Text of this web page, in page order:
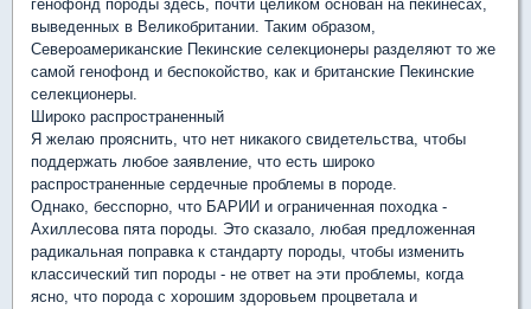
генофонд породы здесь, почти целиком основан на пекинесах,
выведенных в Великобритании. Таким образом,
Североамериканские Пекинские селекционеры разделяют то же
самой генофонд и беспокойство, как и британские Пекинские
селекционеры.
Широко распространенный
Я желаю прояснить, что нет никакого свидетельства, чтобы
поддержать любое заявление, что есть широко
распространенные сердечные проблемы в породе.
Однако, бесспорно, что БАРИИ и ограниченная походка -
Ахиллесова пята породы. Это сказало, любая предложенная
радикальная поправка к стандарту породы, чтобы изменить
классический тип породы - не ответ на эти проблемы, когда
ясно, что порода с хорошим здоровьем процветала и